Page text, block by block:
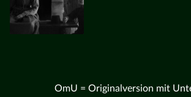
OmU = Originalversion mit